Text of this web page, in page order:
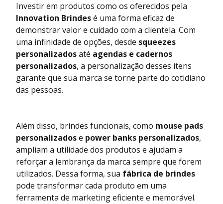
Investir em produtos como os oferecidos pela
Innovation Brindesé uma forma eficaz de
demonstrar valor e cuidado com a clientela. Com
uma infinidade de opções, desde squeezes
personalizadosaté agendas e cadernos
personalizados, a personalização desses itens
garante que sua marca se torne parte do cotidiano
das pessoas.
Além disso, brindes funcionais, como mouse pads
personalizadose power banks personalizados,
ampliam a utilidade dos produtos e ajudam a
reforçar a lembrança da marca sempre que forem
utilizados. Dessa forma, sua fábrica de brindes
pode transformar cada produto em uma
ferramenta de marketing eficiente e memorável.